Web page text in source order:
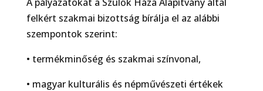
felkért szakmai bizottság bírálja el az alábbi
szempontok szerint:
• termékminőség és szakmai színvonal,
• magyar kulturális és népművészeti értékek